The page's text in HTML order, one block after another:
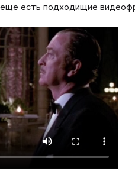
есть подходищие